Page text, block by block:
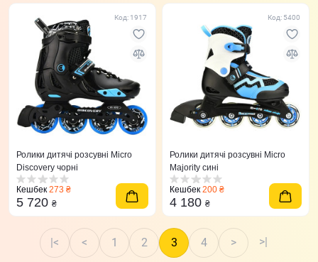
Код: 1917
Ролики дитячі розсувні Micro
Discovery чорні
Кешбек 273 ₴
5 720 ₴
Код: 5400
Ролики дитячі розсувні Micro
Majority сині
Кешбек 200 ₴
4 180 ₴
|< < 1 2 3 4 > >|